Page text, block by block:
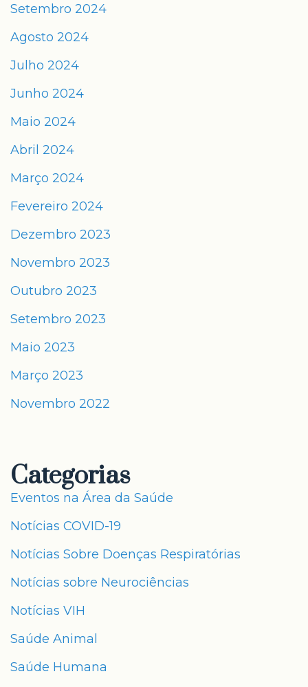
Setembro 2024
Agosto 2024
Julho 2024
Junho 2024
Maio 2024
Abril 2024
Março 2024
Fevereiro 2024
Dezembro 2023
Novembro 2023
Outubro 2023
Setembro 2023
Maio 2023
Março 2023
Novembro 2022
Categorias
Eventos na Área da Saúde
Notícias COVID-19
Notícias Sobre Doenças Respiratórias
Notícias sobre Neurociências
Notícias VIH
Saúde Animal
Saúde Humana